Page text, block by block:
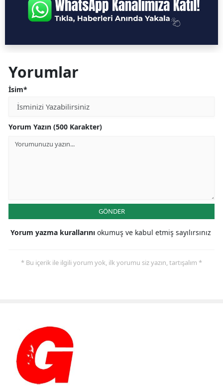
Yorumlar
İsim*
Yorum Yazın (500 Karakter)
GÖNDER
Yorum yazma kurallarını okumuş ve kabul etmiş sayılırsınız
* Bu içerik ile ilgili yorum yok, ilk yorumu siz yazın, tartışalım *